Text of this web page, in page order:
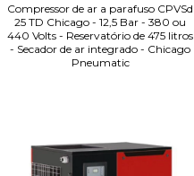
Compressor de ar a parafuso CPVSd
25 TD Chicago - 12,5 Bar - 380 ou
440 Volts - Reservatório de 475 litros
- Secador de ar integrado - Chicago
Pneumatic